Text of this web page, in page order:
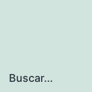
Buscar...